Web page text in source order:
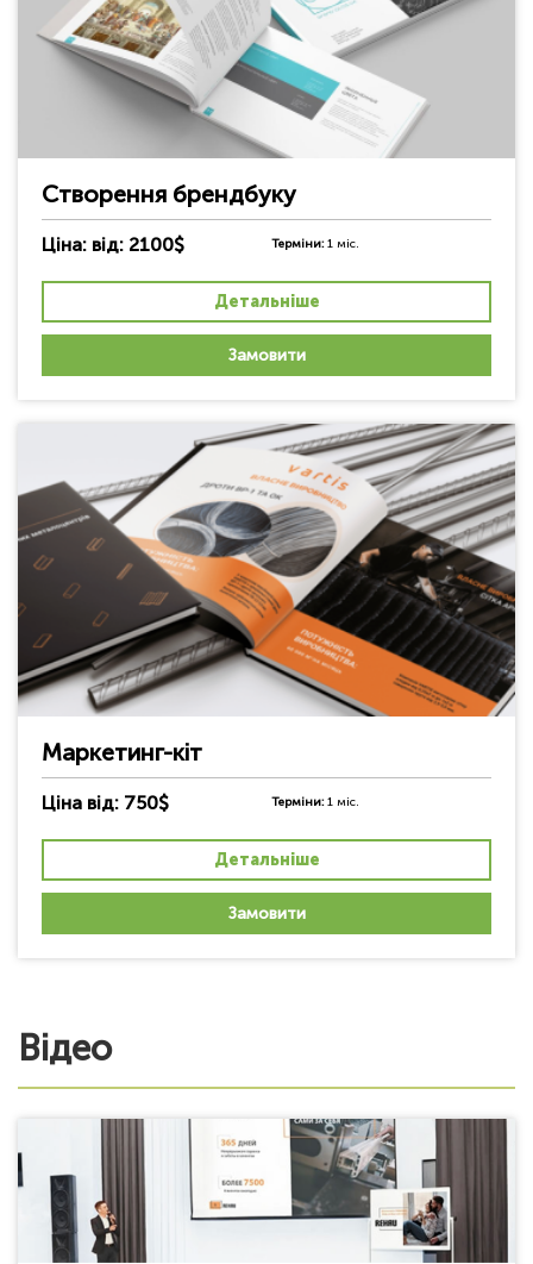
Створення брендбуку
Ціна: від: 2100$ Терміни:1 міс.
Детальніше
Замовити
Маркетинг-кіт
Ціна від: 750$ Терміни:1 міс.
Детальніше
Замовити
Відео